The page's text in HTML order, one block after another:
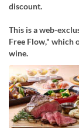
discount.
This is a web-
Free Flow," which
wine.